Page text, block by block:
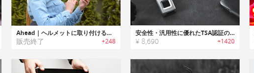
Ahead｜ヘルメットに取り付けるスマートコミュニケーションデバイス「アヘッド」
販売終了 +248
安全性・汎用性に優れたTSA認証の指紋ロック「TRAVELOCK 2（トラベルロック2）」
¥ 8,690 +1420